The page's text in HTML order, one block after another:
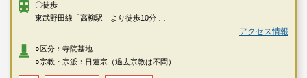
〇徒歩
東武野田線「高柳駅」より徒歩10分
アクセス情報
○区分：寺院墓地
○宗教・宗派：日蓮宗（過去宗教は不問）